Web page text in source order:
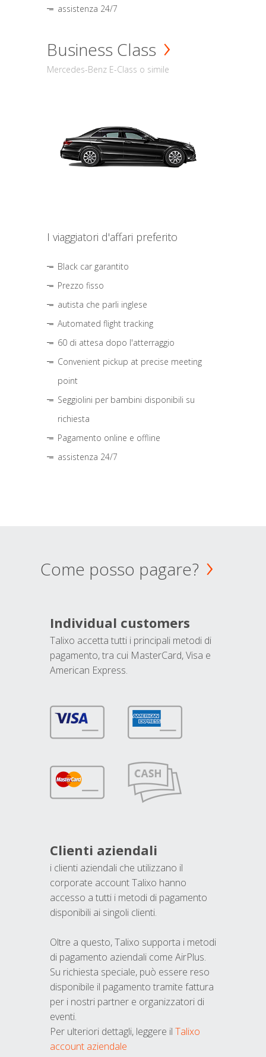
assistenza 24/7
Business Class
Mercedes-Benz E-Class o simile
I viaggiatori d'affari preferito
Black car garantito
Prezzo fisso
autista che parli inglese
Automated flight tracking
60 di attesa dopo l'atterraggio
Convenient pickup at precise meeting
point
Seggiolini per bambini disponibili su
richiesta
Pagamento online e offline
assistenza 24/7
Come posso pagare?
Individual customers
Talixo accetta tutti i principali metodi di
pagamento, tra cui MasterCard, Visa e
American Express.
Clienti aziendali
i clienti aziendali che utilizzano il
corporate account Talixo hanno
accesso a tutti i metodi di pagamento
disponibili ai singoli clienti.
Oltre a questo, Talixo supporta i metodi
di pagamento aziendali come AirPlus.
Su richiesta speciale, può essere reso
disponibile il pagamento tramite fattura
per i nostri partner e organizzatori di
eventi.
Per ulteriori dettagli, leggere il Talixo
account aziendale